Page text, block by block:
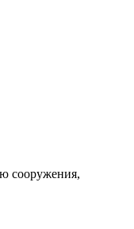
сооружения,